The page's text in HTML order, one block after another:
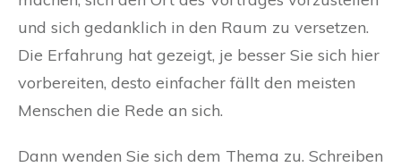
und sich gedanklich in den Raum zu versetzen.
Die Erfahrung hat gezeigt, je besser Sie sich hier
vorbereiten, desto einfacher fällt den meisten
Menschen die Rede an sich.
Dann wenden Sie sich dem Thema zu. Schreiben